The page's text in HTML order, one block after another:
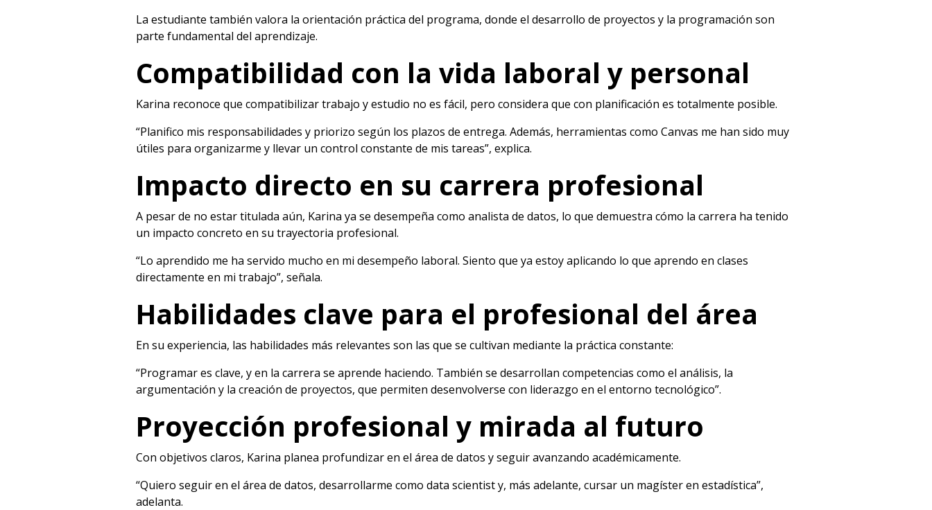
La estudiante también valora la orientación práctica del programa, donde el desarrollo de proyectos y la programación son
parte fundamental del aprendizaje.
Compatibilidad con la vida laboral y personal
Karina reconoce que compatibilizar trabajo y estudio no es fácil, pero considera que con planificación es totalmente posible.
“Planifico mis responsabilidades y priorizo según los plazos de entrega. Además, herramientas como Canvas me han sido muy
útiles para organizarme y llevar un control constante de mis tareas”, explica.
Impacto directo en su carrera profesional
A pesar de no estar titulada aún, Karina ya se desempeña como analista de datos, lo que demuestra cómo la carrera ha tenido
un impacto concreto en su trayectoria profesional.
“Lo aprendido me ha servido mucho en mi desempeño laboral. Siento que ya estoy aplicando lo que aprendo en clases
directamente en mi trabajo”, señala.
Habilidades clave para el profesional del área
En su experiencia, las habilidades más relevantes son las que se cultivan mediante la práctica constante:
“Programar es clave, y en la carrera se aprende haciendo. También se desarrollan competencias como el análisis, la
argumentación y la creación de proyectos, que permiten desenvolverse con liderazgo en el entorno tecnológico”.
Proyección profesional y mirada al futuro
Con objetivos claros, Karina planea profundizar en el área de datos y seguir avanzando académicamente.
“Quiero seguir en el área de datos, desarrollarme como data scientist y, más adelante, cursar un magíster en estadística”,
adelanta.